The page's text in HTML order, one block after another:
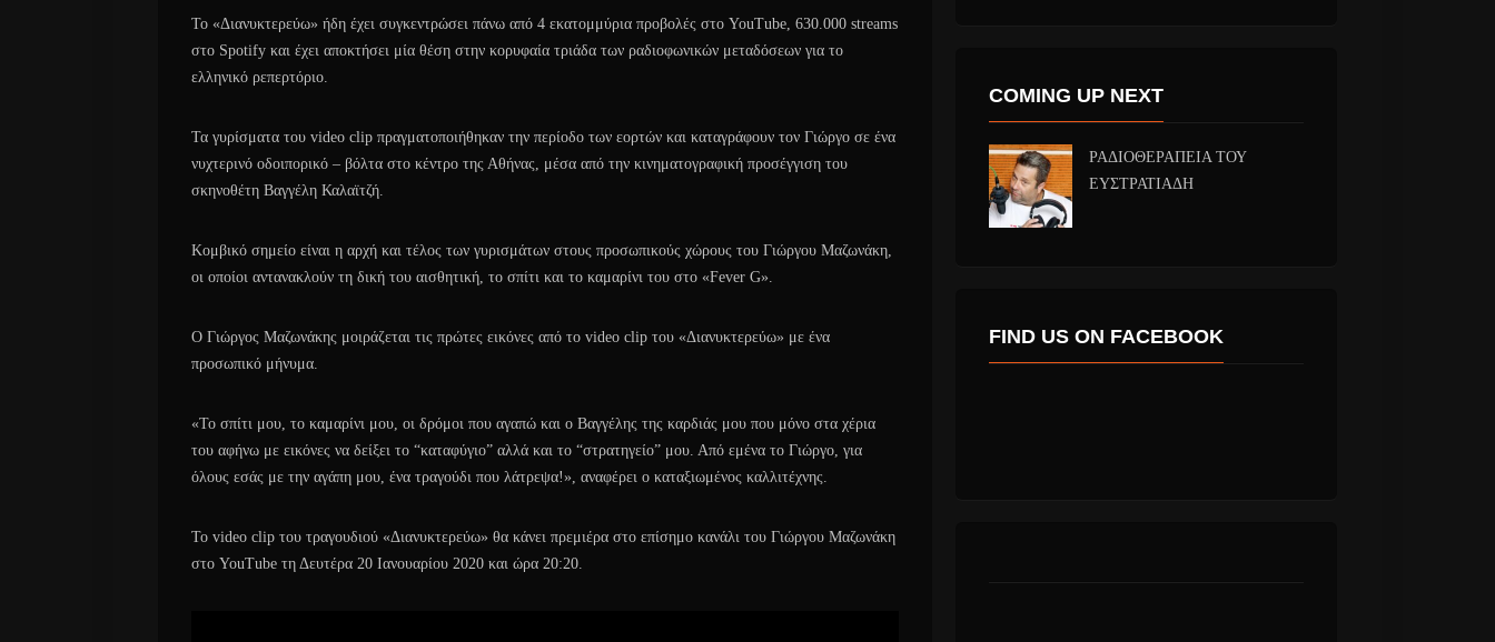
Το «Διανυκτερεύω» ήδη έχει συγκεντρώσει πάνω από 4 εκατομμύρια προβολές στο YouTube, 630.000 streams
στο Spotify και έχει αποκτήσει μία θέση στην κορυφαία τριάδα των ραδιοφωνικών μεταδόσεων για το
ελληνικό ρεπερτόριο.
Τα γυρίσματα του video clip πραγματοποιήθηκαν την περίοδο των εορτών και καταγράφουν τον Γιώργο σε ένα
νυχτερινό οδοιπορικό – βόλτα στο κέντρο της Αθήνας, μέσα από την κινηματογραφική προσέγγιση του
σκηνοθέτη Βαγγέλη Καλαϊτζή.
Κομβικό σημείο είναι η αρχή και τέλος των γυρισμάτων στους προσωπικούς χώρους του Γιώργου Μαζωνάκη,
οι οποίοι αντανακλούν τη δική του αισθητική, το σπίτι και το καμαρίνι του στο «Fever G».
Ο Γιώργος Μαζωνάκης μοιράζεται τις πρώτες εικόνες από το video clip του «Διανυκτερεύω» με ένα
προσωπικό μήνυμα.
«Το σπίτι μου, το καμαρίνι μου, οι δρόμοι που αγαπώ και ο Βαγγέλης της καρδιάς μου που μόνο στα χέρια
του αφήνω με εικόνες να δείξει το “καταφύγιο” αλλά και το “στρατηγείο” μου. Από εμένα το Γιώργο, για
όλους εσάς με την αγάπη μου, ένα τραγούδι που λάτρεψα!», αναφέρει ο καταξιωμένος καλλιτέχνης.
Το video clip του τραγουδιού «Διανυκτερεύω» θα κάνει πρεμιέρα στο επίσημο κανάλι του Γιώργου Μαζωνάκη
στο YouTube τη Δευτέρα 20 Ιανουαρίου 2020 και ώρα 20:20.
COMING UP NEXT
ΡΑΔΙΟΘΕΡΑΠΕΙΑ ΤΟΥ
ΕΥΣΤΡΑΤΙΑΔΗ
FIND US ON FACEBOOK